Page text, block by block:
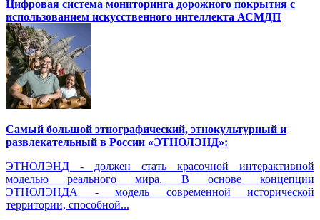
Цифровая система мониторинга дорожного покрытия с
использованием искусственного интеллекта АСМДП
Самый большой этнографический, этнокультурный и
развлекательный в России «ЭТНОЛЭНД»:
ЭТНОЛЭНД - должен стать красочной интерактивной
моделью реального мира. В основе концепции
ЭТНОЛЭНДА - модель современной исторической
территории, способной...